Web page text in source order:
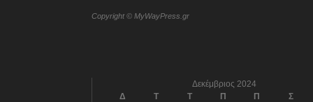
Copyright © MyWayPress.gr
Δεκέμβριος 2024
Δ
Τ Τ Π Π Σ